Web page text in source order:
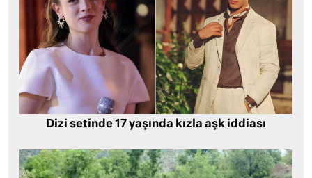
Dizi setinde 17 yaşında kızla aşk iddiası